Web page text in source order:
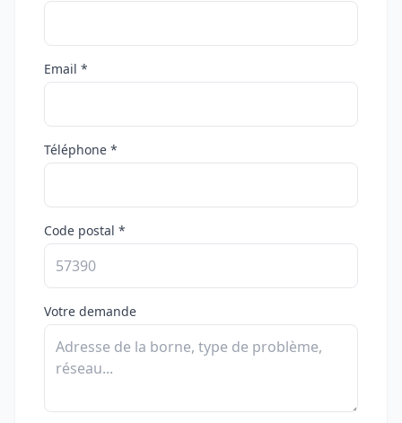
Email *
Téléphone *
Code postal *
Votre demande